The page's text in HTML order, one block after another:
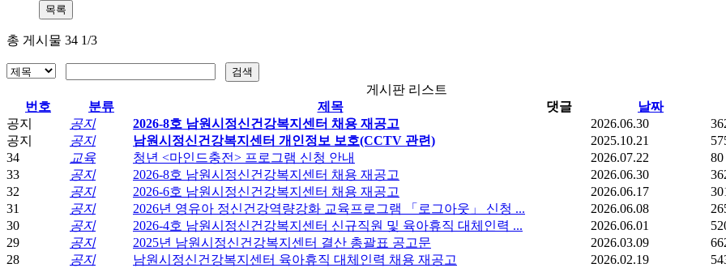
총 게시물 34 1/3
게시판 리스트
번호
분류 제목 댓글 날짜
공지
공지 2026-8호 남원시정신건강복지센터 채용 재공고 2026.06.30
공지
공지 남원시정신건강복지센터 개인정보 보호(CCTV 관련) 2025.10.21
34
교육 청년 <마인드충전> 프로그램 신청 안내 2026.07.22
80
33
공지 2026-8호 남원시정신건강복지센터 채용 재공고 2026.06.30
32
공지 2026-6호 남원시정신건강복지센터 채용 재공고 2026.06.17
31
공지 2026년 영유아 정신건강역량강화 교육프로그램 「로그아웃」 신청 ... 2026.06.08
30
공지 2026-4호 남원시정신건강복지센터 신규직원 및 육아휴직 대체인력 ... 2026.06.01
29
공지 2025년 남원시정신건강복지센터 결산 총괄표 공고문 2026.03.09
28
공지 남원시정신건강복지센터 육아휴직 대체인력 채용 재공고 2026.02.19